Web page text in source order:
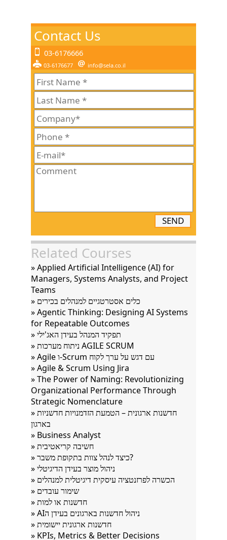
Contact Us
03-6176666
03-6176677 info@sela.co.il
SEND
Related Courses
» Applied Artificial Intelligence (AI) for
Managers, Systems Analysts, and Project
Teams
» כלים אסטרטגיים למנהלים בכירים
» Agentic Thinking: Designing AI Systems
for Repeatable Outcomes
» תפקיד המנהל בעידן האג'ילי
» ניתוח מערכות AGILE SCRUM
» Agile ו-Scrum עם דגש על ערך לקוח
» Agile & Scrum Using Jira
» The Power of Naming: Revolutionizing
Organizational Performance Through
Strategic Nomenclature
» חדשנות ארגונית – הטמעת הזדמנויות חדשניות
בארגון
» Business Analyst
» חשיבה קריאטיבית
» כיצד לנהל צוות בתקופת משבר?
» ניהול מוצר בעידן הדיגיטלי
» הכשרה לפרזנטציה עיסקית דיגיטלית למנהלים
» שימור עובדים
» חדשנות או למות
» AIניהול חדשנות בארגונים בעידן ה
» חדשנות ארגונית יישומית
» KPIs, Metrics & Better Decisions